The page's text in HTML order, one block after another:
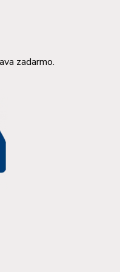
zadarmo.